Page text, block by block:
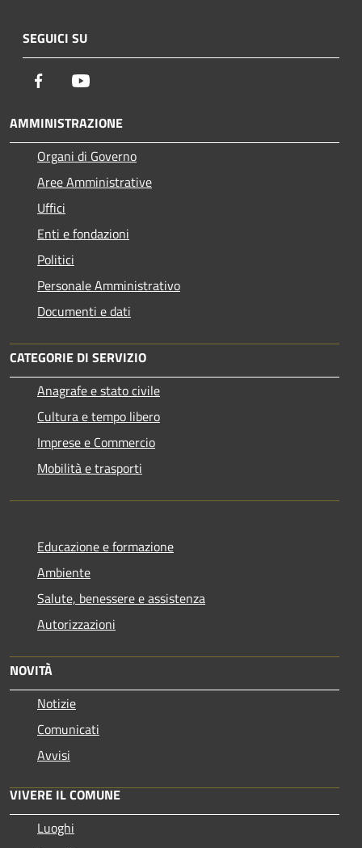
SEGUICI SU
Facebook
AMMINISTRAZIONE
Organi di Governo
Aree Amministrative
Uffici
Enti e fondazioni
Politici
Personale Amministrativo
Documenti e dati
CATEGORIE DI SERVIZIO
Anagrafe e stato civile
Cultura e tempo libero
Imprese e Commercio
Mobilità e trasporti
Educazione e formazione
Ambiente
Salute, benessere e assistenza
Autorizzazioni
NOVITÀ
Notizie
Comunicati
Avvisi
VIVERE IL COMUNE
Luoghi